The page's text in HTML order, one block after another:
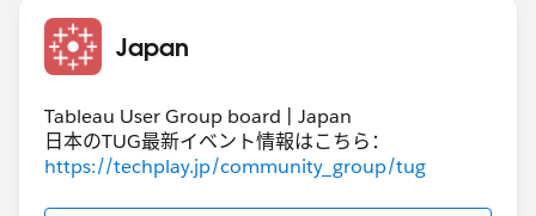
Japan
Tableau User Group board | Japan
日本のTUG最新イベント情報はこちら：
https://techplay.jp/community_group/tug